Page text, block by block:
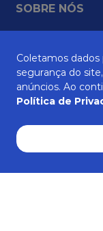
SOBRE NÓS
ATENDIMENTO
Coletamos
segurança do
anúncios. Ao
Política de